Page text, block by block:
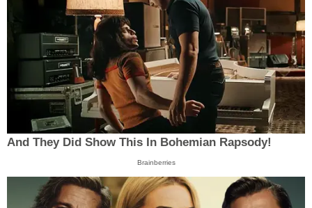
And They Did Show This In Bohemian Rapsody!
Brainberries